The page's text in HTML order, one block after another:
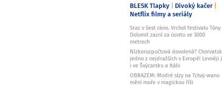
BLESK Tlapky Divoký kačer
Netflix filmy a seriály
Sraz v šest ráno. Vrchol festivalu Tóny
Dolomit zazní za úsvitu ve 3000
metrech
Nízkorozpočtová dovolená?
jedno z nejdražších v Evropě! Levněji
i ve Švýcarsku a Itálii
OBRAZEM: Modré slzy na Tchaj-wanu
mění moře v magickou říši